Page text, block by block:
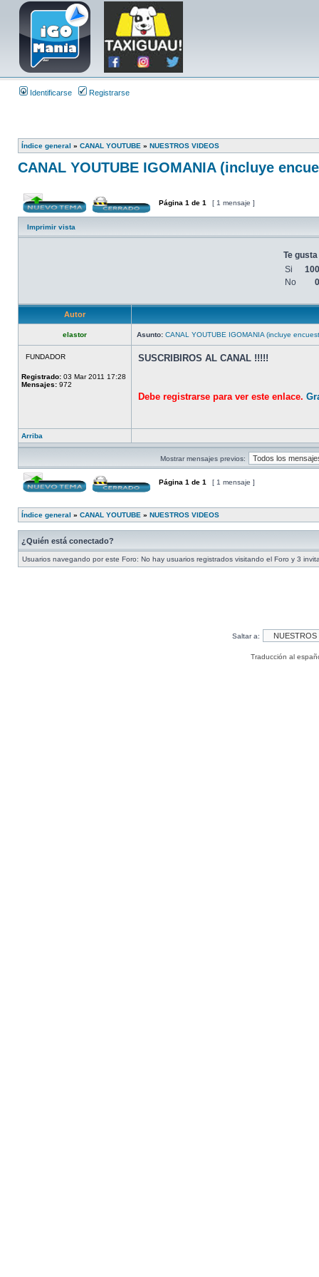
Identificarse Registrarse
Índice general » CANAL YOUTUBE » NUESTROS VIDEOS
CANAL YOUTUBE IGOMANIA (incluye
Página 1 de 1 [ 1 mensaje ]
Imprimir vista
Te
Si
No
Autor
elastor Asunto: CANAL YOUTUBE IGOMANIA (incluye
FUNDADOR
Registrado: 03 Mar 2011 17:28
Mensajes: 972
SUSCRIBIROS AL CANAL !!!!!
Debe registrarse para ver este enlace.
Arriba
Mostrar mensajes previos:
Página 1 de 1 [ 1 mensaje ]
Índice general » CANAL YOUTUBE » NUESTROS VIDEOS
¿Quién está conectado?
Usuarios navegando por este Foro: No hay usuarios registrados visitando el Foro y 3
Saltar a:
Traducción al